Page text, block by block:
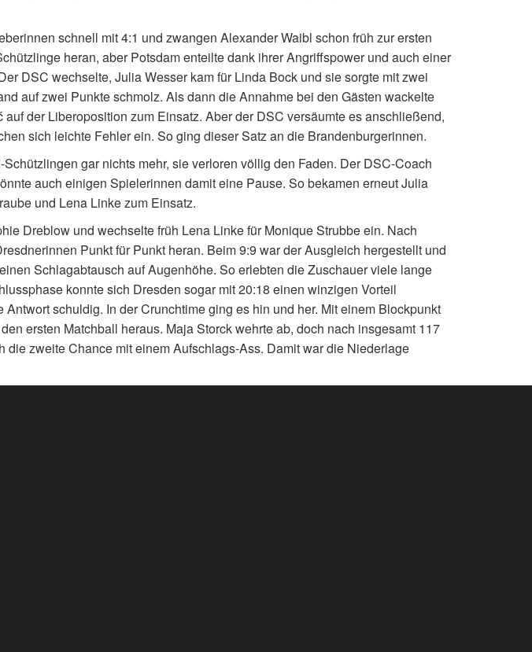
schnell mit 4:1 und zwangen Alexander Waibl schon früh zur ersten
heran, aber Potsdam enteilte dank ihrer Angriffspower und auch einer
DSC wechselte, Julia Wesser kam für Linda Bock und sie sorgte mit zwei
auf zwei Punkte schmolz. Als dann die Annahme bei den Gästen wackelte
der Liberoposition zum Einsatz. Aber der DSC versäumte es anschließend,
sich leichte Fehler ein. So ging dieser Satz an die Brandenburgerinnen.
gar nichts mehr, sie verloren völlig den Faden. Der DSC-Coach
auch einigen Spielerinnen damit eine Pause. So bekamen erneut Julia
und Lena Linke zum Einsatz.
Dreblow und wechselte früh Lena Linke für Monique Strubbe ein. Nach
Punkt für Punkt heran. Beim 9:9 war der Ausgleich hergestellt und
Schlagabtausch auf Augenhöhe. So erlebten die Zuschauer viele lange
konnte sich Dresden sogar mit 20:18 einen winzigen Vorteil
schuldig. In der Crunchtime ging es hin und her. Mit einem Blockpunkt
ersten Matchball heraus. Maja Storck wehrte ab, doch nach insgesamt 117
die zweite Chance mit einem Aufschlags-Ass. Damit war die Niederlage